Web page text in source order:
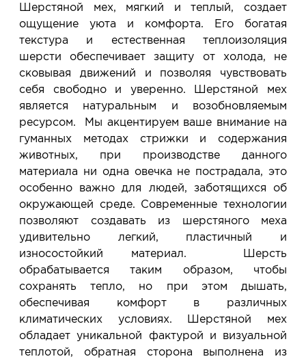
Шерстяной мех, мягкий и теплый, создает
ощущение уюта и комфорта. Его богатая
текстура и естественная теплоизоляция
шерсти обеспечивает защиту от холода, не
сковывая движений и позволяя чувствовать
себя свободно и уверенно. Шерстяной мех
является натуральным и возобновляемым
ресурсом. Мы акцентируем ваше внимание на
гуманных методах стрижки и содержания
животных, при производстве данного
материала ни одна овечка не пострадала, это
особенно важно для людей, заботящихся об
окружающей среде. Современные технологии
позволяют создавать из шерстяного меха
удивительно легкий, пластичный и
износостойкий материал. Шерсть
обрабатывается таким образом, чтобы
сохранять тепло, но при этом дышать,
обеспечивая комфорт в различных
климатических условиях. Шерстяной мех
обладает уникальной фактурой и визуальной
теплотой, обратная сторона выполнена из